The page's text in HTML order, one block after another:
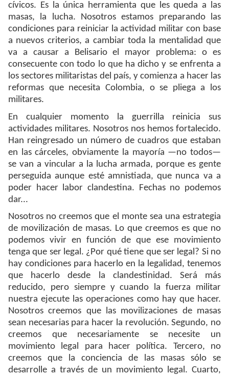
cívicos. Es la única herramienta que les queda a las
masas, la lucha. Nosotros estamos preparando las
condiciones para reiniciar la actividad militar con base
a nuevos criterios, a cambiar toda la mentalidad que
va a causar a Belisario el mayor problema: o es
consecuente con todo lo que ha dicho y se enfrenta a
los sectores militaristas del país, y comienza a hacer las
reformas que necesita Colombia, o se pliega a los
militares.
En cualquier momento la guerrilla reinicia sus
actividades militares. Nosotros nos hemos fortalecido.
Han reingresado un número de cuadros que estaban
en las cárceles, obviamente la mayoría —no todos—
se van a vincular a la lucha armada, porque es gente
perseguida aunque esté amnistiada, que nunca va a
poder hacer labor clandestina. Fechas no podemos
dar...
Nosotros no creemos que el monte sea una estrategia
de movilización de masas. Lo que creemos es que no
podemos vivir en función de que ese movimiento
tenga que ser legal. ¿Por qué tiene que ser legal? Si no
hay condiciones para hacerlo en la legalidad, tenemos
que hacerlo desde la clandestinidad. Será más
reducido, pero siempre y cuando la fuerza militar
nuestra ejecute las operaciones como hay que hacer.
Nosotros creemos que las movilizaciones de masas
sean necesarias para hacer la revolución. Segundo, no
creemos que necesariamente se necesite un
movimiento legal para hacer política. Tercero, no
creemos que la conciencia de las masas sólo se
desarrolle a través de un movimiento legal. Cuarto,